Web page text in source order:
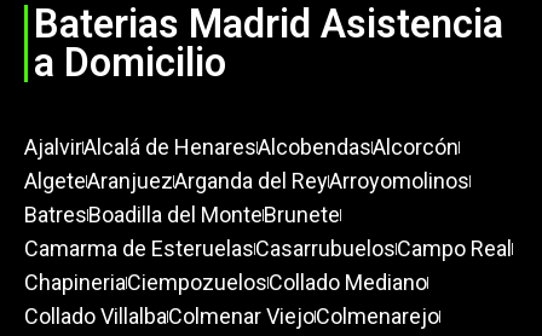
Baterias Madrid Asistencia
a Domicilio
AjalvirAlcalá de HenaresAlcobendasAlcorcón
AlgeteAranjuezArganda del ReyArroyomolinos
BatresBoadilla del MonteBrunete
Camarma de EsteruelasCasarrubuelosCampo Real
ChapineriaCiempozuelosCollado Mediano
Collado VillalbaColmenar ViejoColmenarejo